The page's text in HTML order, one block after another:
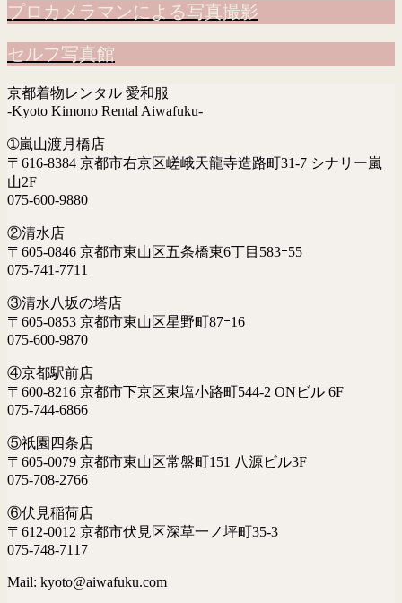
プロカメラマンによる写真撮影
セルフ写真館
京都着物レンタル 愛和服
-Kyoto Kimono Rental Aiwafuku-
➀嵐山渡月橋店
〒616-8384 京都市右京区嵯峨天龍寺造路町31-7 シナリー嵐
山2F
075-600-9880
②清水店
〒605-0846 京都市東山区五条橋東6丁目583ｰ55
075-741-7711
③清水八坂の塔店
〒605-0853 京都市東山区星野町87ｰ16
075-600-9870
④京都駅前店
〒600-8216 京都市下京区東塩小路町544-2 ONビル 6F
075-744-6866
⑤祇園四条店
〒605-0079 京都市東山区常盤町151 八源ビル3F
075-708-2766
⑥伏見稲荷店
〒612-0012 京都市伏見区深草一ノ坪町35-3
075-748-7117
Mail: kyoto@aiwafuku.com